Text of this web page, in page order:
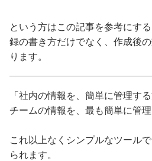
という方はこの記事を参考にす
録の書き方だけでなく、作成後
ります。
「社内の情報を、簡単に管理す
チームの情報を、最も簡単に管
これ以上なくシンプルなツール
られます。